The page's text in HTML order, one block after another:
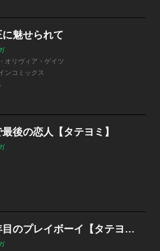
魅せられて
オリヴィア・ゲイツ
ンコミックス
後の恋人【タテヨミ】
十五年目のプレイボーイ【タテヨミ】